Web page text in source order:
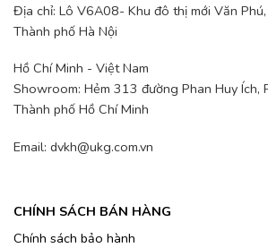
Địa chỉ: Lô V6A08- Khu đô thị mới Văn
Thành phố Hà Nội
Hồ Chí Minh - Việt Nam
Showroom: Hẻm 313 đường Phan Huy Ích,
Thành phố Hồ Chí Minh
Email: dvkh@ukg.com.vn
CHÍNH SÁCH BÁN HÀNG
Chính sách bảo hành